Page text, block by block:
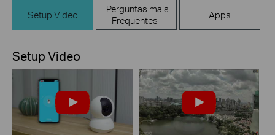
Setup Video
Perguntas mais
Frequentes
Apps
Setup Video